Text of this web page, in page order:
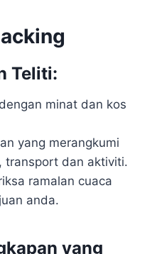
Teliti:
minat dan kos
yang merangkumi
transport dan aktiviti.
ramalan cuaca
anda.
yang